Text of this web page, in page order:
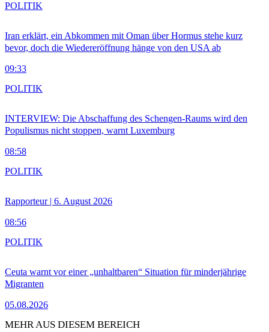
Iran erklärt, ein Abkommen mit Oman über Hormus stehe kurz
bevor, doch die Wiedereröffnung hänge von den USA ab
09:33
POLITIK
INTERVIEW: Die Abschaffung des Schengen-Raums wird den
Populismus nicht stoppen, warnt Luxemburg
08:58
POLITIK
Rapporteur | 6. August 2026
08:56
POLITIK
Ceuta warnt vor einer „unhaltbaren“ Situation für minderjährige
Migranten
05.08.2026
POLITIK
MEHR AUS DIESEM BEREICH